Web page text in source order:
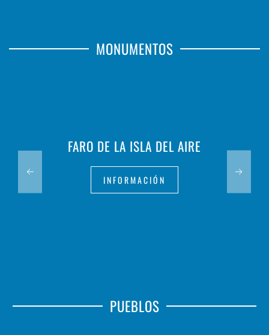
MONUMENTOS
FARO DE LA ISLA DEL AIRE
INFORMACIÓN
PUEBLOS